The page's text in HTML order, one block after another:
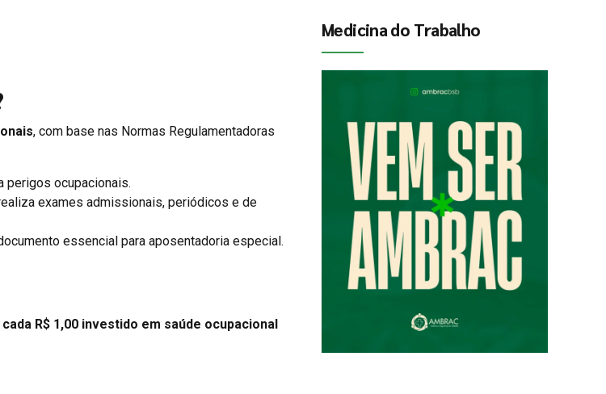
, com base nas Normas Regulamentadoras
perigos ocupacionais.
exames admissionais, periódicos e de
essencial para aposentadoria especial.
cada R$ 1,00 investido em saúde ocupacional
Medicina do Trabalho